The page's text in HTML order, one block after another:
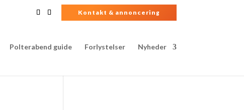
Kontakt & annoncering
Polterabend guide Forlystelser Nyheder